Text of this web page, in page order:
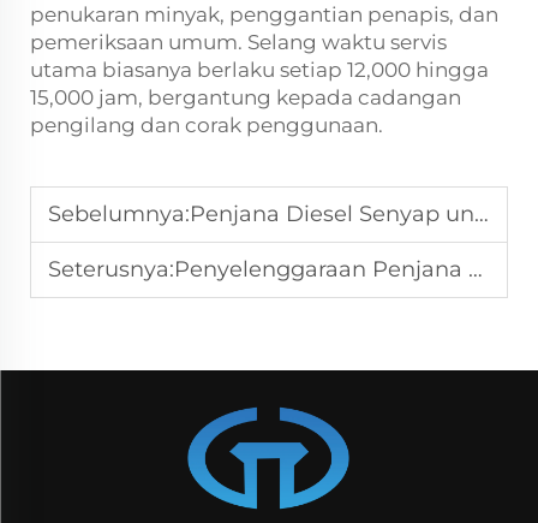
penukaran minyak, penggantian penapis, dan
pemeriksaan umum. Selang waktu servis
utama biasanya berlaku setiap 12,000 hingga
15,000 jam, bergantung kepada cadangan
pengilang dan corak penggunaan.
Sebelumnya:Penjana Diesel Senyap untuk Sandaran Rumah: 6 Petua Mengurangkan Beban
Seterusnya:Penyelenggaraan Penjana Kuasa Diesel: Petua Penting